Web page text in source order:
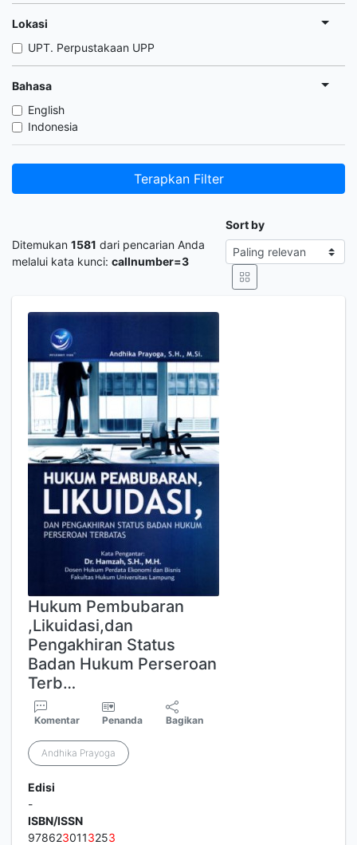
Lokasi
UPT. Perpustakaan UPP
Bahasa
English
Indonesia
Terapkan Filter
Ditemukan 1581 dari pencarian Anda
melalui kata kunci: callnumber=3
Sort by
Hukum Pembubaran
,Likuidasi,dan
Pengakhiran Status
Badan Hukum Perseroan
Terb…
Komentar Penanda Bagikan
Andhika Prayoga
Edisi
-
ISBN/ISSN
9786230113253